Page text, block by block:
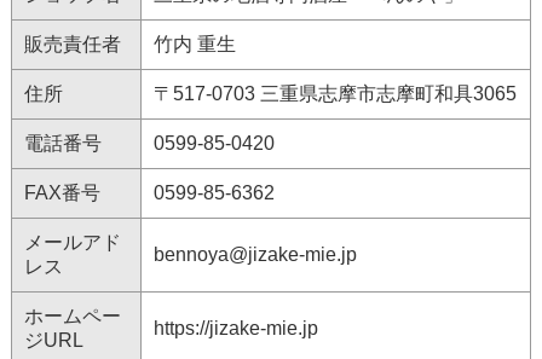
販売責任者 竹内 重生
住所 〒517-0703 三重県志摩市志摩町和具3065
電話番号 0599-85-0420
FAX番号 0599-85-6362
メールアド
レス
bennoya@jizake-mie.jp
ホームペー
ジURL
https://jizake-mie.jp